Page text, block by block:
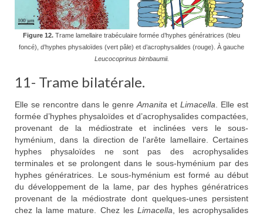
Figure 12. Trame lamellaire trabéculaire formée d’hyphes génératrices (bleu
foncé), d’hyphes physaloïdes (vert pâle) et d’acrophysalides (rouge). À gauche
Leucocoprinus birnbaumii.
11- Trame bilatérale.
Elle se rencontre dans le genre Amanita et Limacella . Elle est
formée d’hyphes physaloïdes et d’acrophysalides compactées,
provenant de la médiostrate et inclinées vers le sous-
hyménium, dans la direction de l’arête lamellaire. Certaines
hyphes physaloïdes ne sont pas des acrophysalides
terminales et se prolongent dans le sous-hyménium par des
hyphes génératrices. Le sous-hyménium est formé au début
du développement de la lame, par des hyphes génératrices
provenant de la médiostrate dont quelques-unes persistent
chez la lame mature. Chez les Limacella , les acrophysalides